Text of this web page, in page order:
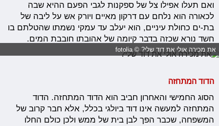
ואם תעלו אפילו צל של ספקנות לגבי הפעם ההיא שבה
לכאורה הוא נלחם עם דרקון מאיים ויורק אש על ליבה של
בת-ים כחולת עיניים, הוא יעלב עד עמקי נשמתו שהטלתם בו
חשד נורא שכזה בדבר קיומה של אהובתו חובבת המים.
את מכירה אולי את דוד שלי? © fotolia
הדוד המתחזה
הסוג החמישי והאחרון חביב הוא הדוד המתחזה. הדוד
המתחזה למעשה אינו דודביולגי בכלל, אלא חבר קרוב של
המשפחה, שכבר הפך לבן בית של ממש ולכן כולם החלו